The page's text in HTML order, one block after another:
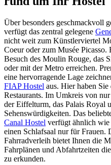
Über besonders geschmackvoll
verfügt das zentral gelegene
nicht weit zum Künstlerviertel
Coeur oder zum Musée
Besuch des Moulin Rouge, das
oder mit der Metro erreichen.
eine hervorragende Lage
FIAP Hostel aus. Hier haben
Restaurants. Im Umkreis von
der Eiffelturm, das Palais Royal
Sehenswürdigkeiten. Das
Canal Hostel verfügt ähnlich wie
einen Schlafsaal nur für Frauen.
Fahrradverleih bietet Ihnen die
Fahrplänen und Abfahrtzeiten
zu erkunden.